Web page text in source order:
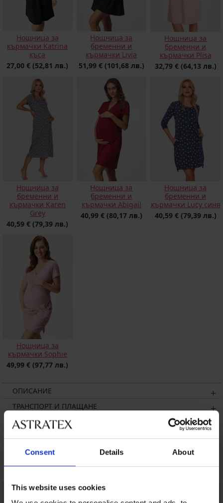
Consent Details About
This website uses cookies
Нощница за
кърмачки Katrina
къса
27,00 € (52,81 лв.)
Нощница за
бременни и
кърмачки Livia
51,99 € (101,68 лв.)
Нощница за
бременни и
кърмачки Plisa
32,79 € (64,13 лв.)
Нощница за
бременни и
кърмачки Karen
Grey
40,59 € (79,39 лв.)
Нощница за
бременни и
кърмачки Abigail
40,99 € (80,17 лв.)
Нощница за
бременни и
кърмачки Lucy синя
40,59 € (79,39 лв.)
Нощница за
кърмачки Sophie
49,99 € (97,77 лв.)
ОПИСАНИЕ
ТРАНСПОРТ И ПЛАЩАНЕ
СМЯНА
ПОДДРЪЖКА И ПРАНЕ
Може да ви хареса
LIMITED